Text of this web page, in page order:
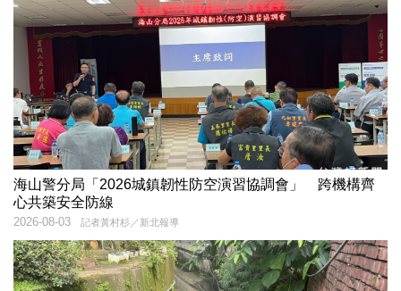
海山警分局「2026城鎮韌性防空演習協調會」 跨機構齊
心共築安全防線
記者黃村杉／新北報導
2026-08-03